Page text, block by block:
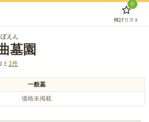
0
検討リスト
えん
墓園
ミ 1件
一般墓
価格未掲載